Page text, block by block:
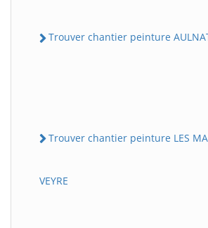
Trouver chantier peinture
Trouver chantier peinture LES
VEYRE